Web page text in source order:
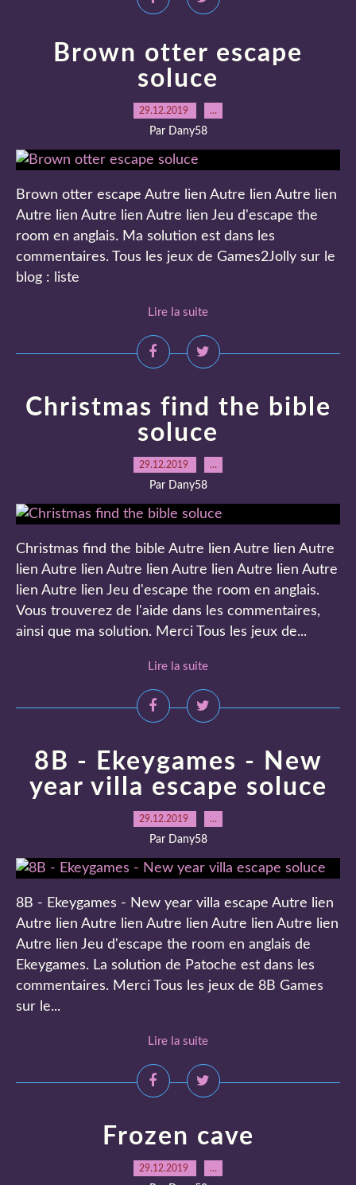
Brown otter escape
soluce
29.12.2019 …
Par Dany58
Brown otter escape Autre lien Autre lien Autre lien
Autre lien Autre lien Autre lien Jeu d'escape the
room en anglais. Ma solution est dans les
commentaires. Tous les jeux de Games2Jolly sur le
blog : liste
Lire la suite
Christmas find the bible
soluce
29.12.2019 …
Par Dany58
Christmas find the bible Autre lien Autre lien Autre
lien Autre lien Autre lien Autre lien Autre lien Autre
lien Autre lien Jeu d'escape the room en anglais.
Vous trouverez de l'aide dans les commentaires,
ainsi que ma solution. Merci Tous les jeux de...
Lire la suite
8B - Ekeygames - New
year villa escape soluce
29.12.2019 …
Par Dany58
8B - Ekeygames - New year villa escape Autre lien
Autre lien Autre lien Autre lien Autre lien Autre lien
Autre lien Jeu d'escape the room en anglais de
Ekeygames. La solution de Patoche est dans les
commentaires. Merci Tous les jeux de 8B Games
sur le...
Lire la suite
Frozen cave
29.12.2019 …